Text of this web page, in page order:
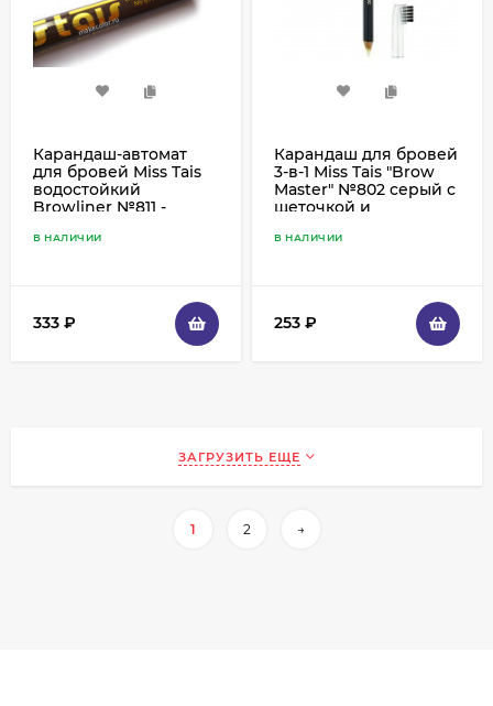
Карандаш-автомат
для бровей Miss Tais
водостойкий
Browliner №811 -
В НАЛИЧИИ
333 ₽
Карандаш для бровей
3-в-1 Miss Tais "Brow
Master" №802 серый с
щеточкой и
В НАЛИЧИИ
253 ₽
ЗАГРУЗИТЬ ЕЩЕ
1 2 →